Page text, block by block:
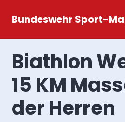
InhaltBundeswehr Sport-
Biathlon
15 KM
der Herren